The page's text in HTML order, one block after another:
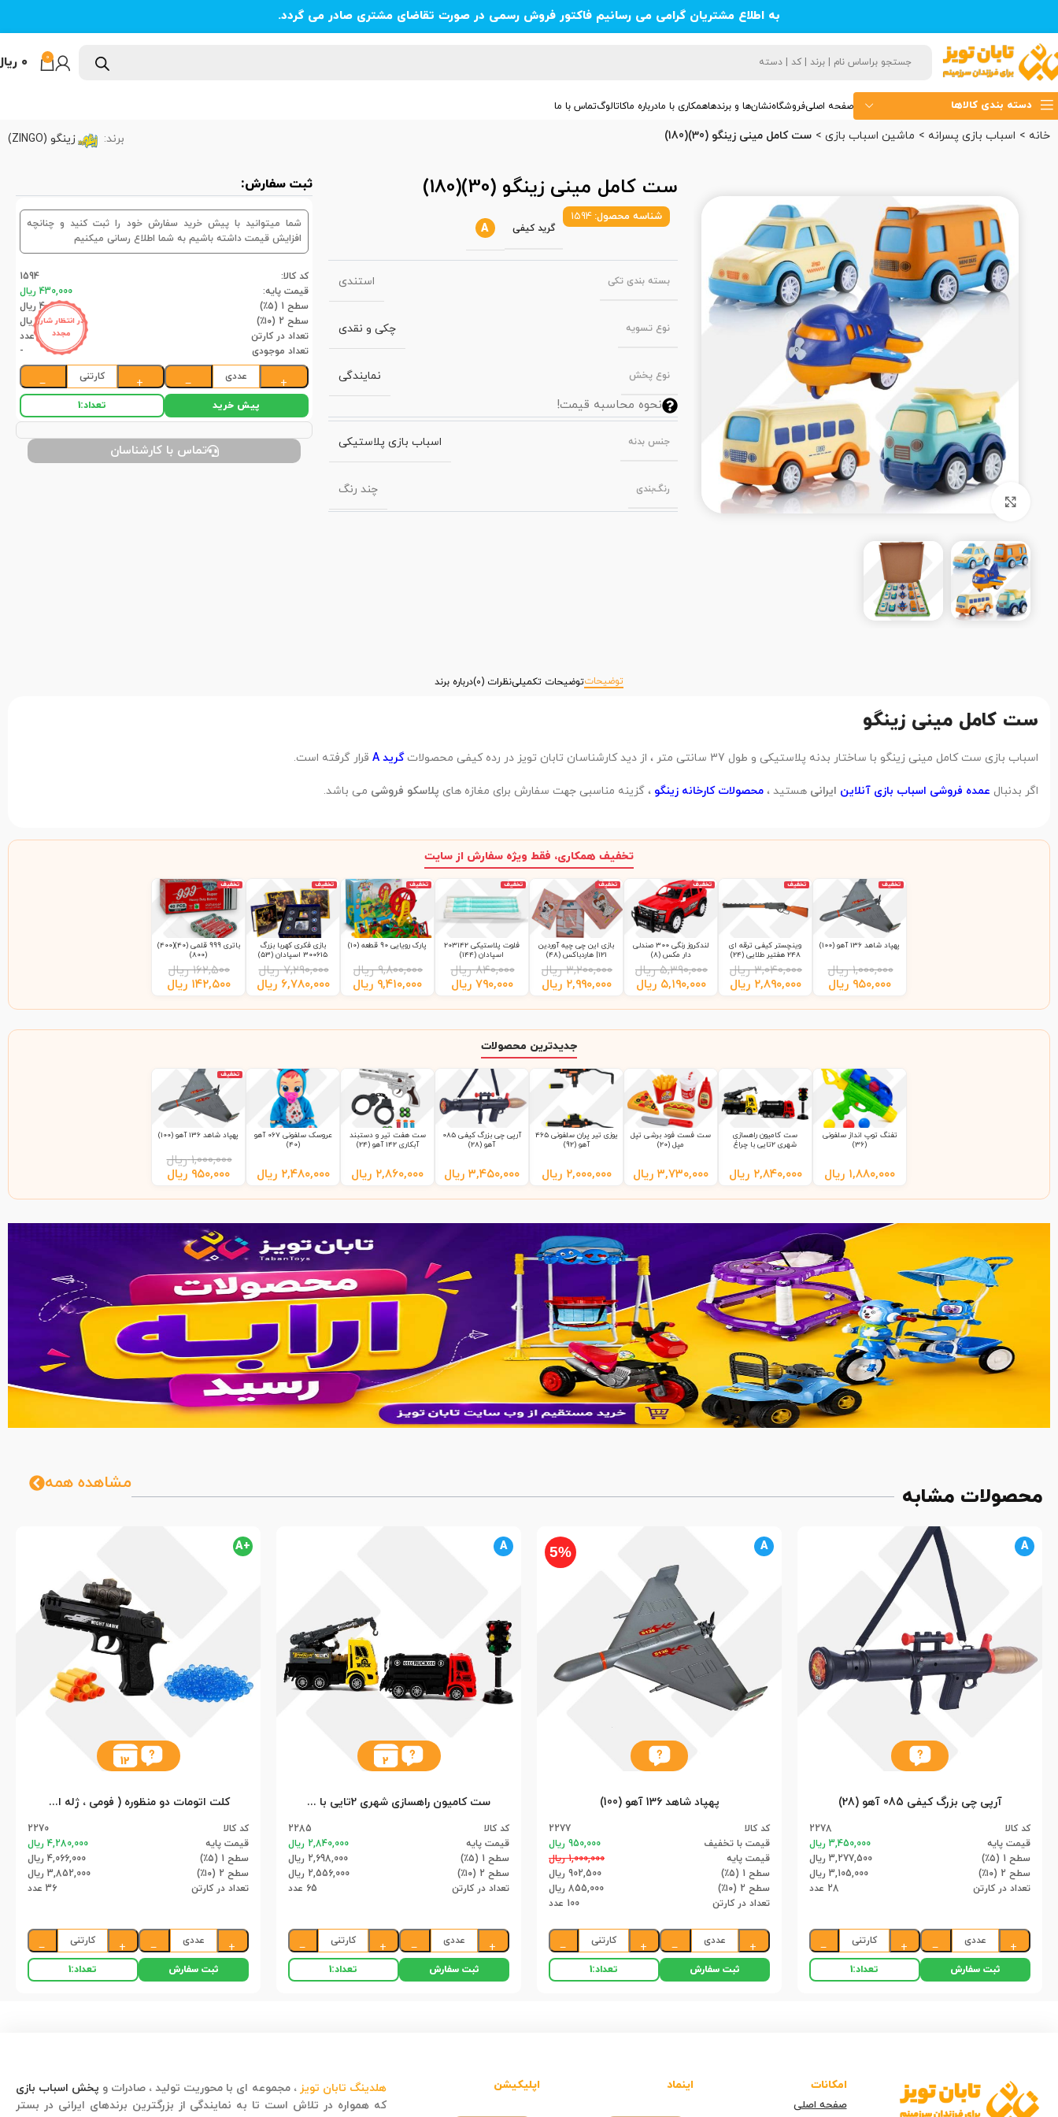
به اطلاع مشتریان گرامی می رسانیم فاکتور فروش رسمی در صورت تقاضای مشتری صادر می گردد.
0 ۰
دسته بندی کالاها صفحه اصلیفروشگاهنشان‌ها و برندهاهمکاری با مادرباره ماکاتالوگتماس با ما
خانه اسباب بازی پسرانه ماشین اسباب بازی ست کامل مینی زینگو (30)(180) برند: زینگو (ZINGO)
بزرگنمایی تصویر
ست کامل مینی زینگو (30)(180)
شناسه محصول: 1594
گرید کیفی A
بسته‌ بندی تکی استندی
نوع تسویه چکی و نقدی
نوع پخش نمایندگی
نحوه محاسبه قیمت!
جنس بدنه اسباب بازی پلاستیکی
رنگ‌بندی چند رنگ
ثبت سفارش:
شما میتوانید با پیش خرید سفارش خود را ثبت کنید و چنانچه
افزایش قیمت داشته باشیم به شما اطلاع رسانی میکنیم
در انتظار شارژ
مجدد
کد کالا:
1594
قیمت پایه:
430,000 ریال
سطح 1 (۵٪)
408,500 ریال
سطح 2 (۱۰٪)
387,000 ریال
تعداد در کارتن
12عدد
تعداد موجودی
-
+
عددی
−
+
کارتنی
−
پیش خرید تعداد:1
تماس با کارشناسان
توضیحاتتوضیحات تکمیلینظرات (0) درباره برند
ست کامل مینی زینگو
اسباب بازی ست کامل مینی زینگو با ساختار بدنه پلاستیکی و طول 37 سانتی متر ، از دید کارشناسان تابان تویز در رده کیفی محصولات گرید A قرار گرفته است.
اگر بدنبال عمده فروشی اسباب بازی آنلاین ایرانی هستید ، محصولات کارخانه زینگو ، گزینه مناسبی جهت سفارش برای مغازه های پلاسکو فروشی می باشد.
تخفیف همکاری، فقط ویژه سفارش از سایت
تخفیف
پهپاد شاهد 136 آهو (100)
۱,۰۰۰,۰۰۰ ریال
۹۵۰,۰۰۰ ریال
تخفیف
وینچستر کیفی ترقه ای
248 هفتیر طلایی (24)
۳,۰۴۰,۰۰۰ ریال
۲,۸۹۰,۰۰۰ ریال
تخفیف
لندکروز رنگی 300 صندلی
دار مکس (8)
۵,۳۹۰,۰۰۰ ریال
۵,۱۹۰,۰۰۰ ریال
تخفیف
بازی این چی چیه آوردین
121| هاردباکس (48)
۳,۲۰۰,۰۰۰ ریال
۲,۹۹۰,۰۰۰ ریال
تخفیف
فلوت پلاستیکی 203142
اسپادان (144)
۸۴۰,۰۰۰ ریال
۷۹۰,۰۰۰ ریال
تخفیف
پارک رویایی 90 قطعه (10)
۹,۸۰۰,۰۰۰ ریال
۹,۴۱۰,۰۰۰ ریال
تخفیف
بازی فکری کهربا بزرگ
300615 اسپادان (53)
۷,۲۹۰,۰۰۰ ریال
۶,۷۸۰,۰۰۰ ریال
تخفیف
باتری 999 قلمی (40)(400)
(800)
۱۶۲,۵۰۰ ریال
۱۴۲,۵۰۰ ریال
جدیدترین محصولات
تفنگ توپ انداز سلفونی
(36)
۱,۸۸۰,۰۰۰ ریال
ست کامیون راهسازی
شهری 2تایی با چراغ
۲,۸۴۰,۰۰۰ ریال
ست فست فود برشی تپل
مپل (20)
۳,۷۳۰,۰۰۰ ریال
یوزی تیر پران سلفونی 465
آهو (92)
۲,۰۰۰,۰۰۰ ریال
آرپی چی بزرگ کیفی 085
آهو (28)
۳,۴۵۰,۰۰۰ ریال
ست هفت تیر و دستبند
آبکاری 142 آهو (24)
۲,۸۶۰,۰۰۰ ریال
عروسک سلفونی 067 آهو
(40)
۲,۴۸۰,۰۰۰ ریال
تخفیف
پهپاد شاهد 136 آهو (100)
۱,۰۰۰,۰۰۰ ریال
۹۵۰,۰۰۰ ریال
محصولات مشابه مشاهده همه
A
آرپی چی بزرگ کیفی 085 آهو (28)
کد کالا
2278
قیمت پایه
3,450,000 ریال
سطح 1 (۵٪)
3,277,500 ریال
سطح 2 (۱۰٪)
3,105,000 ریال
تعداد در کارتن
28 عدد
+
عددی
−
+
کارتنی
−
ثبت سفارش تعداد:1
5% A
پهپاد شاهد 136 آهو (100)
کد کالا
2277
قیمت با تخفیف
950,000 ریال
قیمت پایه
1,000,000 ریال
سطح 1 (۵٪)
902,500 ریال
سطح 2 (۱۰٪)
855,000 ریال
تعداد در کارتن
100 عدد
+
عددی
−
+
کارتنی
−
ثبت سفارش تعداد:1
A
2
ست کامیون راهسازی شهری 2تایی با چراغ راهنمایی 9865 سلفونی (65)
کد کالا
2285
قیمت پایه
2,840,000 ریال
سطح 1 (۵٪)
2,698,000 ریال
سطح 2 (۱۰٪)
2,556,000 ریال
تعداد در کارتن
65 عدد
+
عددی
−
+
کارتنی
−
ثبت سفارش تعداد:1
+A
12
کلت اتومات دو منظوره ( فومی ، ژله ای ) 202 اعلا (36)
کد کالا
2270
قیمت پایه
4,280,000 ریال
سطح 1 (۵٪)
4,066,000 ریال
سطح 2 (۱۰٪)
3,852,000 ریال
تعداد در کارتن
36 عدد
+
عددی
−
+
کارتنی
−
ثبت سفارش تعداد:1
امکانات
صفحه اصلی
اینماد اپلیکیشن هلدینگ تابان تویز ، مجموعه ای با محوریت تولید ، صادرات و پخش اسباب بازی
که همواره در تلاش است تا به نمایندگی از بزرگترین برندهای ایرانی در بستر